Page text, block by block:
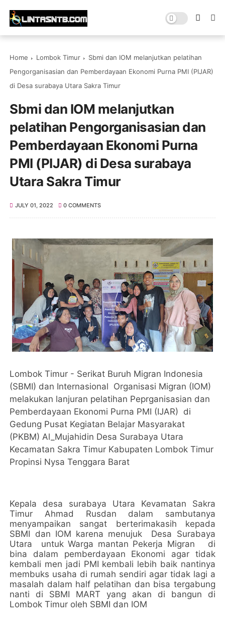
Home Lombok Timur
Sbmi dan IOM melanjutkan pelatihan
Pengorganisasian dan Pemberdayaan Ekonomi Purna PMI (PIJAR)
di Desa surabaya Utara Sakra Timur
Sbmi dan IOM melanjutkan
pelatihan Pengorganisasian dan
Pemberdayaan Ekonomi Purna
PMI (PIJAR) di Desa surabaya
Utara Sakra Timur
JULY 01, 2022 0 COMMENTS
Lombok Timur - Serikat Buruh Migran Indonesia
(SBMI) dan Internasional Organisasi Migran (IOM)
melakukan lanjuran pelatihan Peprganisasian dan
Pemberdayaan Ekonomi Purna PMI (IJAR) di
Gedung Pusat Kegiatan Belajar Masyarakat
(PKBM) Al_Mujahidin Desa Surabaya Utara
Kecamatan Sakra Timur Kabupaten Lombok Timur
Propinsi Nysa Tenggara Barat
Kepala desa surabaya Utara Kevamatan Sakra
Timur Ahmad Rusdan dalam sambutanya
menyampaikan sangat berterimakasih kepada
SBMI dan IOM karena menujuk Desa Surabaya
Utara untuk Warga mantan Pekerja Migran di
bina dalam pemberdayaan Ekonomi agar tidak
kembali men jadi PMI kembali lebih baik nantinya
membuks usaha di rumah sendiri agar tidak lagi a
masalah dalam half pelatihan dan bisa tergabung
nanti di SBMI MART yang akan di bangun di
Lombok Timur oleh SBMI dan IOM